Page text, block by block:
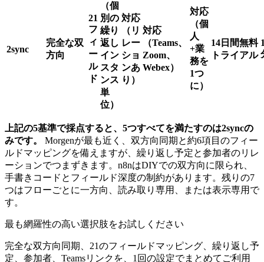
2sync
完全な双
方向
21
フ
ィ
ー
ル
ド
（個
別の
繰り
返し
イン
スタ
ンス
単
位）
対応
（リ
レー
ショ
ンあ
り）
対応
（Teams、
Zoom、
Webex）
対応
（個
人
+業
務を
1つ
に）
14日間無料
トライアル
上記の5基準で採点すると、5つすべてを満たすのは2syncの
みです。
Morgenが最も近く、双方向同期と約6項目のフィー
ルドマッピングを備えますが、繰り返し予定と参加者のリレ
ーションでつまずきます。n8nはDIYでの双方向に限られ、
手書きコードとフィールド深度の制約があります。残りの7
つはフローごとに一方向、読み取り専用、または表示専用で
す。
最も網羅性の高い選択肢をお試しください
完全な双方向同期、21のフィールドマッピング、繰り返し予
定、参加者、Teamsリンクを、1回の設定でまとめてご利用